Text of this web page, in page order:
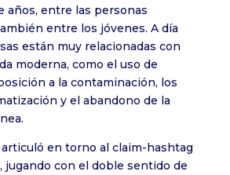
años, entre las personas
entre los jóvenes. A día
están muy relacionadas con
moderna, como el uso de
a la contaminación, los
y el abandono de la
articuló en torno al claim-hashtag
jugando con el doble sentido de